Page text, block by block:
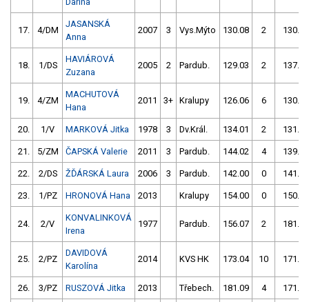
17. 4/DM
JASANSKÁ
Anna
2007 3 Vys.Mýto 130.08 2 130.04
18. 1/DS
HAVIÁROVÁ
Zuzana
2005 2 Pardub. 129.03 2 137.05
19. 4/ZM
MACHUTOVÁ
Hana
2011 3+ Kralupy 126.06 6 130.02
20. 1/V MARKOVÁ Jitka 1978 3 Dv.Král. 134.01 2 131.06
21. 5/ZM ČAPSKÁ Valerie 2011 3 Pardub. 144.02 4 139.08
22. 2/DS ŽĎÁRSKÁ Laura 2006 3 Pardub. 142.00 0 141.03
23. 1/PZ HRONOVÁ Hana 2013 Kralupy 154.00 0 150.02
24. 2/V
KONVALINKOVÁ
Irena
1977 Pardub. 156.07 2 181.01
25. 2/PZ
DAVIDOVÁ
Karolína
2014 KVS HK 173.04 10 171.09
26. 3/PZ RUSZOVÁ Jitka 2013 Třebech. 181.09 4 171.08